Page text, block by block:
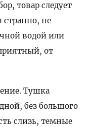
товар следует
не
водой или
от
Тушка
без большого
слизь, темные